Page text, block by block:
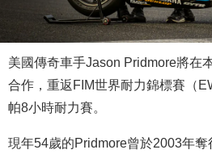
美國傳奇車手Jason Pridmore將在
合作，重返FIM世界耐力錦標賽（
帕8小時耐力賽。
現年54歲的Pridmore曾於2003年